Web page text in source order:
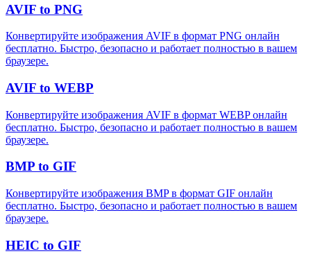
AVIF to PNG
Конвертируйте изображения AVIF в формат PNG онлайн
бесплатно. Быстро, безопасно и работает полностью в вашем
браузере.
AVIF to WEBP
Конвертируйте изображения AVIF в формат WEBP онлайн
бесплатно. Быстро, безопасно и работает полностью в вашем
браузере.
BMP to GIF
Конвертируйте изображения BMP в формат GIF онлайн
бесплатно. Быстро, безопасно и работает полностью в вашем
браузере.
HEIC to GIF